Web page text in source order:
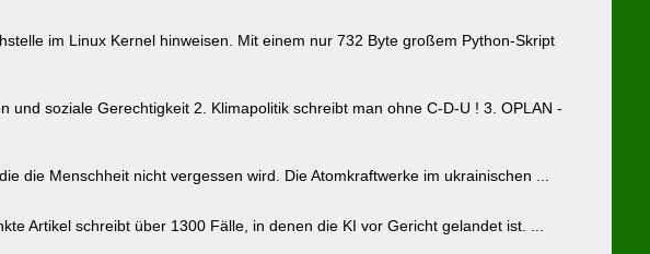
im Linux Kernel hinweisen. Mit einem nur 732 Byte großem Python-Skript
soziale Gerechtigkeit 2. Klimapolitik schreibt man ohne C-D-U ! 3. OPLAN -
die Menschheit nicht vergessen wird. Die Atomkraftwerke im ukrainischen ...
Artikel schreibt über 1300 Fälle, in denen die KI vor Gericht gelandet ist. ...